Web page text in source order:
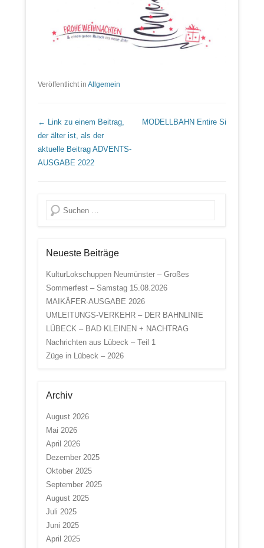
Veröffentlicht in Allgemein
Beitrags Übersicht
← Link zu einem Beitrag,
der älter ist, als der
aktuelle Beitrag ADVENTS-
AUSGABE 2022
MODELLBAHN Entire Si
Suche
Neueste Beiträge
KulturLokschuppen Neumünster – Großes
Sommerfest – Samstag 15.08.2026
MAIKÄFER-AUSGABE 2026
UMLEITUNGS-VERKEHR – DER BAHNLINIE
LÜBECK – BAD KLEINEN + NACHTRAG
Nachrichten aus Lübeck – Teil 1
Züge in Lübeck – 2026
Archiv
August 2026
Mai 2026
April 2026
Dezember 2025
Oktober 2025
September 2025
August 2025
Juli 2025
Juni 2025
April 2025